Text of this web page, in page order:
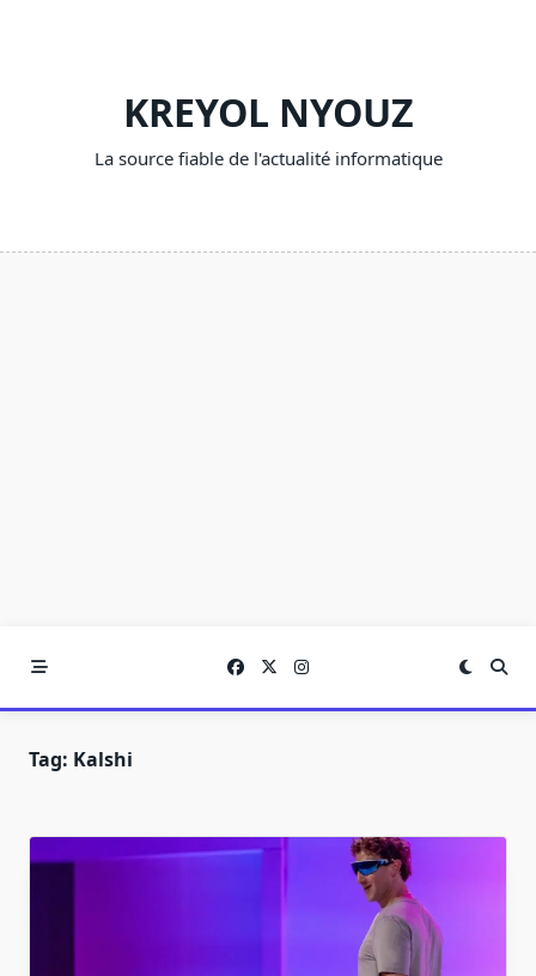
KREYOL NYOUZ
La source fiable de l'actualité informatique
Tag: Kalshi